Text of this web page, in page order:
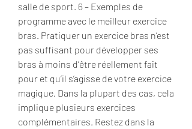
salle de sport. 6 – Exemples de
programme avec le meilleur exercice
bras. Pratiquer un exercice bras n’est
pas suffisant pour développer ses
bras à moins d’être réellement fait
pour et qu’il s’agisse de votre exercice
magique. Dans la plupart des cas, cela
implique plusieurs exercices
complémentaires. Restez dans la